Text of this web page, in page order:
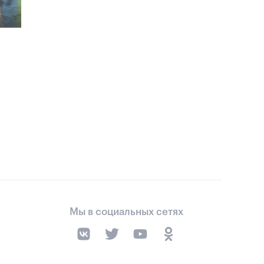
Мы в социальных сетях